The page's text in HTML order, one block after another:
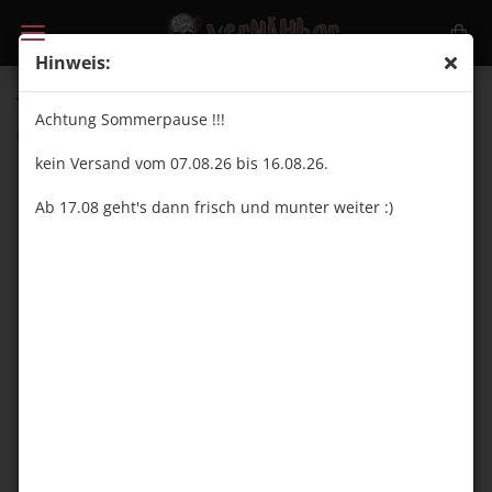
Hinweis:
Achtung Sommerpause !!!
kein Versand vom 07.08.26 bis 16.08.26.
Ab 17.08 geht's dann frisch und munter weiter :)
Trojalock 120 2500m - 1428 orange
ZB24029